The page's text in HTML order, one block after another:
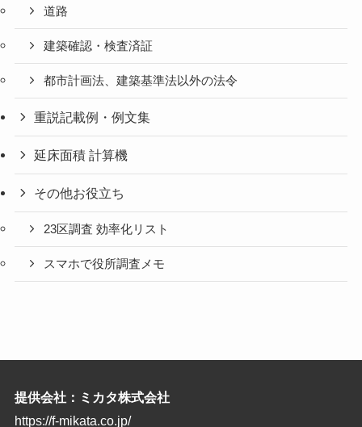
道路
建築確認・検査済証
都市計画法、建築基準法以外の法令
重説記載例・例文集
延床面積 計算機
その他お役立ち
23区調査 効率化リスト
スマホで役所調査メモ
提供会社：ミカタ株式会社
https://f-mikata.co.jp/